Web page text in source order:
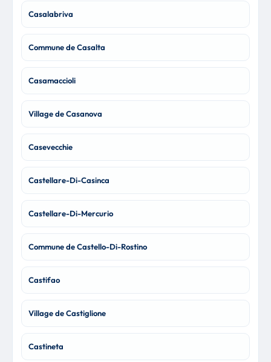
Casalabriva
Commune de Casalta
Casamaccioli
Village de Casanova
Casevecchie
Castellare-Di-Casinca
Castellare-Di-Mercurio
Commune de Castello-Di-Rostino
Castifao
Village de Castiglione
Castineta